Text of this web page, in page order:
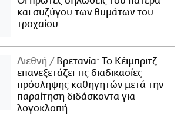
και συζύγου των θυμάτων του
τροχαίου
Διεθνή
Βρετανία: Το Κέιμπριτζ
επανεξετάζει τις διαδικασίες
πρόσληψης καθηγητών μετά την
παραίτηση διδάσκοντα για
λογοκλοπή